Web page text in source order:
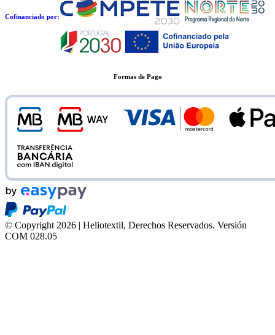
Cofinanciado por:
Formas de Pago
© Copyright 2026 | Heliotextil, Derechos Reservados. Versión
COM 028.05